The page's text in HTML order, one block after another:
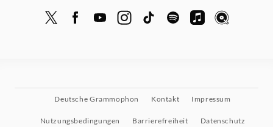
Deutsche Grammophon Kontakt Impressum
Nutzungsbedingungen Barrierefreiheit Datenschutz